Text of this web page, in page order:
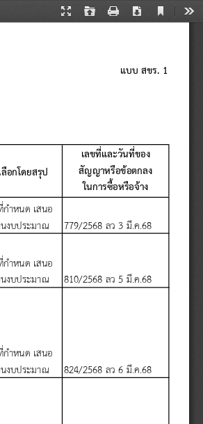
Presentation
Open Print Download
Current
แบบ สขร . 1
อกโดยสรป
เลขทและวนทของ
สญญาหรอขอตกลง
ในการซอหรอจาง
กาหนด เสนอ
นงบประมาณ 779/2568 ลว 3 ม.ค.68
กาหนด เสนอ
นงบประมาณ 810/2568 ลว 5 ม.ค.68
กาหนด เสนอ
นงบประมาณ 824/2568 ลว 6 ม.ค.68